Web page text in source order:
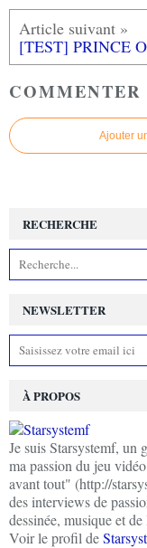
Ajouter
NEWSLETTER
RECHERCHE
À PROPOS
Je suis Starsystemf, un
ma passion du jeu
avant tout" (http://
des interviews de
dessinée, musique et de
Voir le profil de